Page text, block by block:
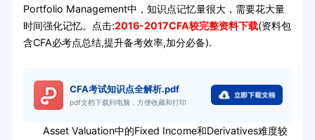
Portfolio Management中，知识点记忆量很大，需要花大量
时间强化记忆。点击:2016-2017CFA较完整资料下载(资料包
含CFA必考点总结,提升备考效率,加分必备).
CFA考试知识点全解析.pdf
pdf文档下载到电脑，方便收藏和打印
Asset Valuation中的Fixed Income和Derivatives难度较